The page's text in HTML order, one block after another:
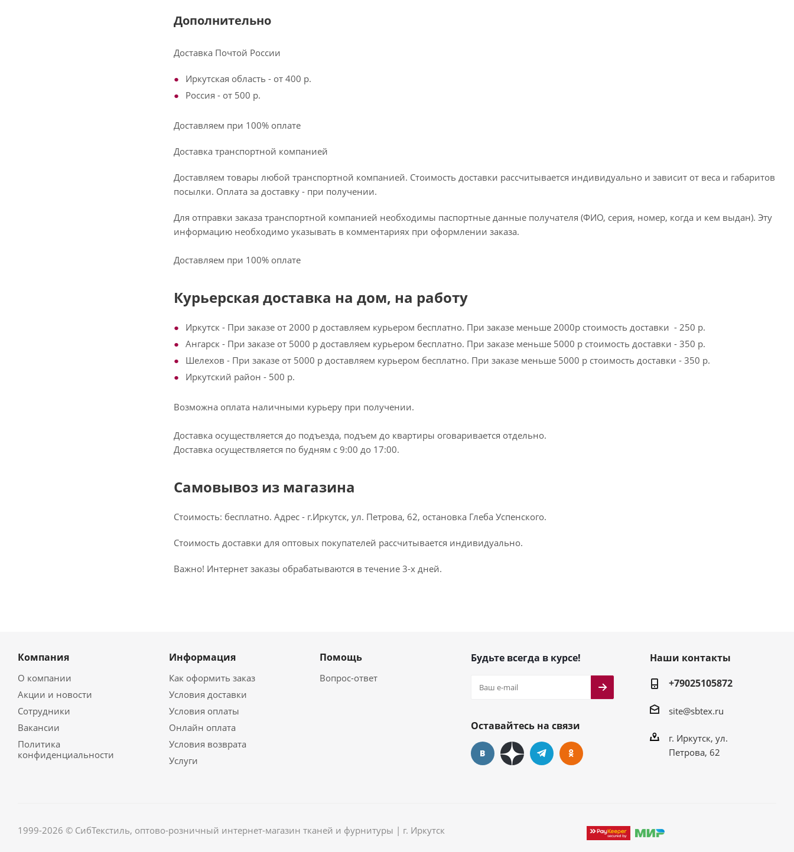
Дополнительно
Доставка Почтой России
Иркутская область - от 400 р.
Россия - от 500 р.
Доставляем при 100% оплате
Доставка транспортной компанией
Доставляем товары любой транспортной компанией. Стоимость доставки рассчитывается индивидуально и зависит от веса и габаритов
посылки. Оплата за доставку - при получении.
Для отправки заказа транспортной компанией необходимы паспортные данные получателя (ФИО, серия, номер, когда и кем выдан). Эту
информацию необходимо указывать в комментариях при оформлении заказа.
Доставляем при 100% оплате
Курьерская доставка на дом, на работу
Иркутск - При заказе от 2000 р доставляем курьером бесплатно. При заказе меньше 2000р стоимость доставки - 250 р.
Ангарск - При заказе от 5000 р доставляем курьером бесплатно. При заказе меньше 5000 р стоимость доставки - 350 р.
Шелехов - При заказе от 5000 р доставляем курьером бесплатно. При заказе меньше 5000 р стоимость доставки - 350 р.
Иркутский район - 500 р.
Возможна оплата наличными курьеру при получении.
Доставка осуществляется до подъезда, подъем до квартиры оговаривается отдельно.
Доставка осуществляется по будням с 9:00 до 17:00.
Самовывоз из магазина
Стоимость: бесплатно. Адрес - г.Иркутск, ул. Петрова, 62, остановка Глеба Успенского.
Стоимость доставки для оптовых покупателей рассчитывается индивидуально.
Важно! Интернет заказы обрабатываются в течение 3-х дней.
Компания
О компании
Акции и новости
Сотрудники
Вакансии
Политика
конфиденциальности
Информация
Как оформить заказ
Условия доставки
Условия оплаты
Онлайн оплата
Условия возврата
Услуги
Помощь
Вопрос-ответ
Будьте всегда в курсе!
Оставайтесь на связи
Наши контакты
+79025105872
site@sbtex.ru
г. Иркутск, ул.
Петрова, 62
1999-2026 © СибТекстиль, оптово-розничный интернет-магазин тканей и фурнитуры | г. Иркутск